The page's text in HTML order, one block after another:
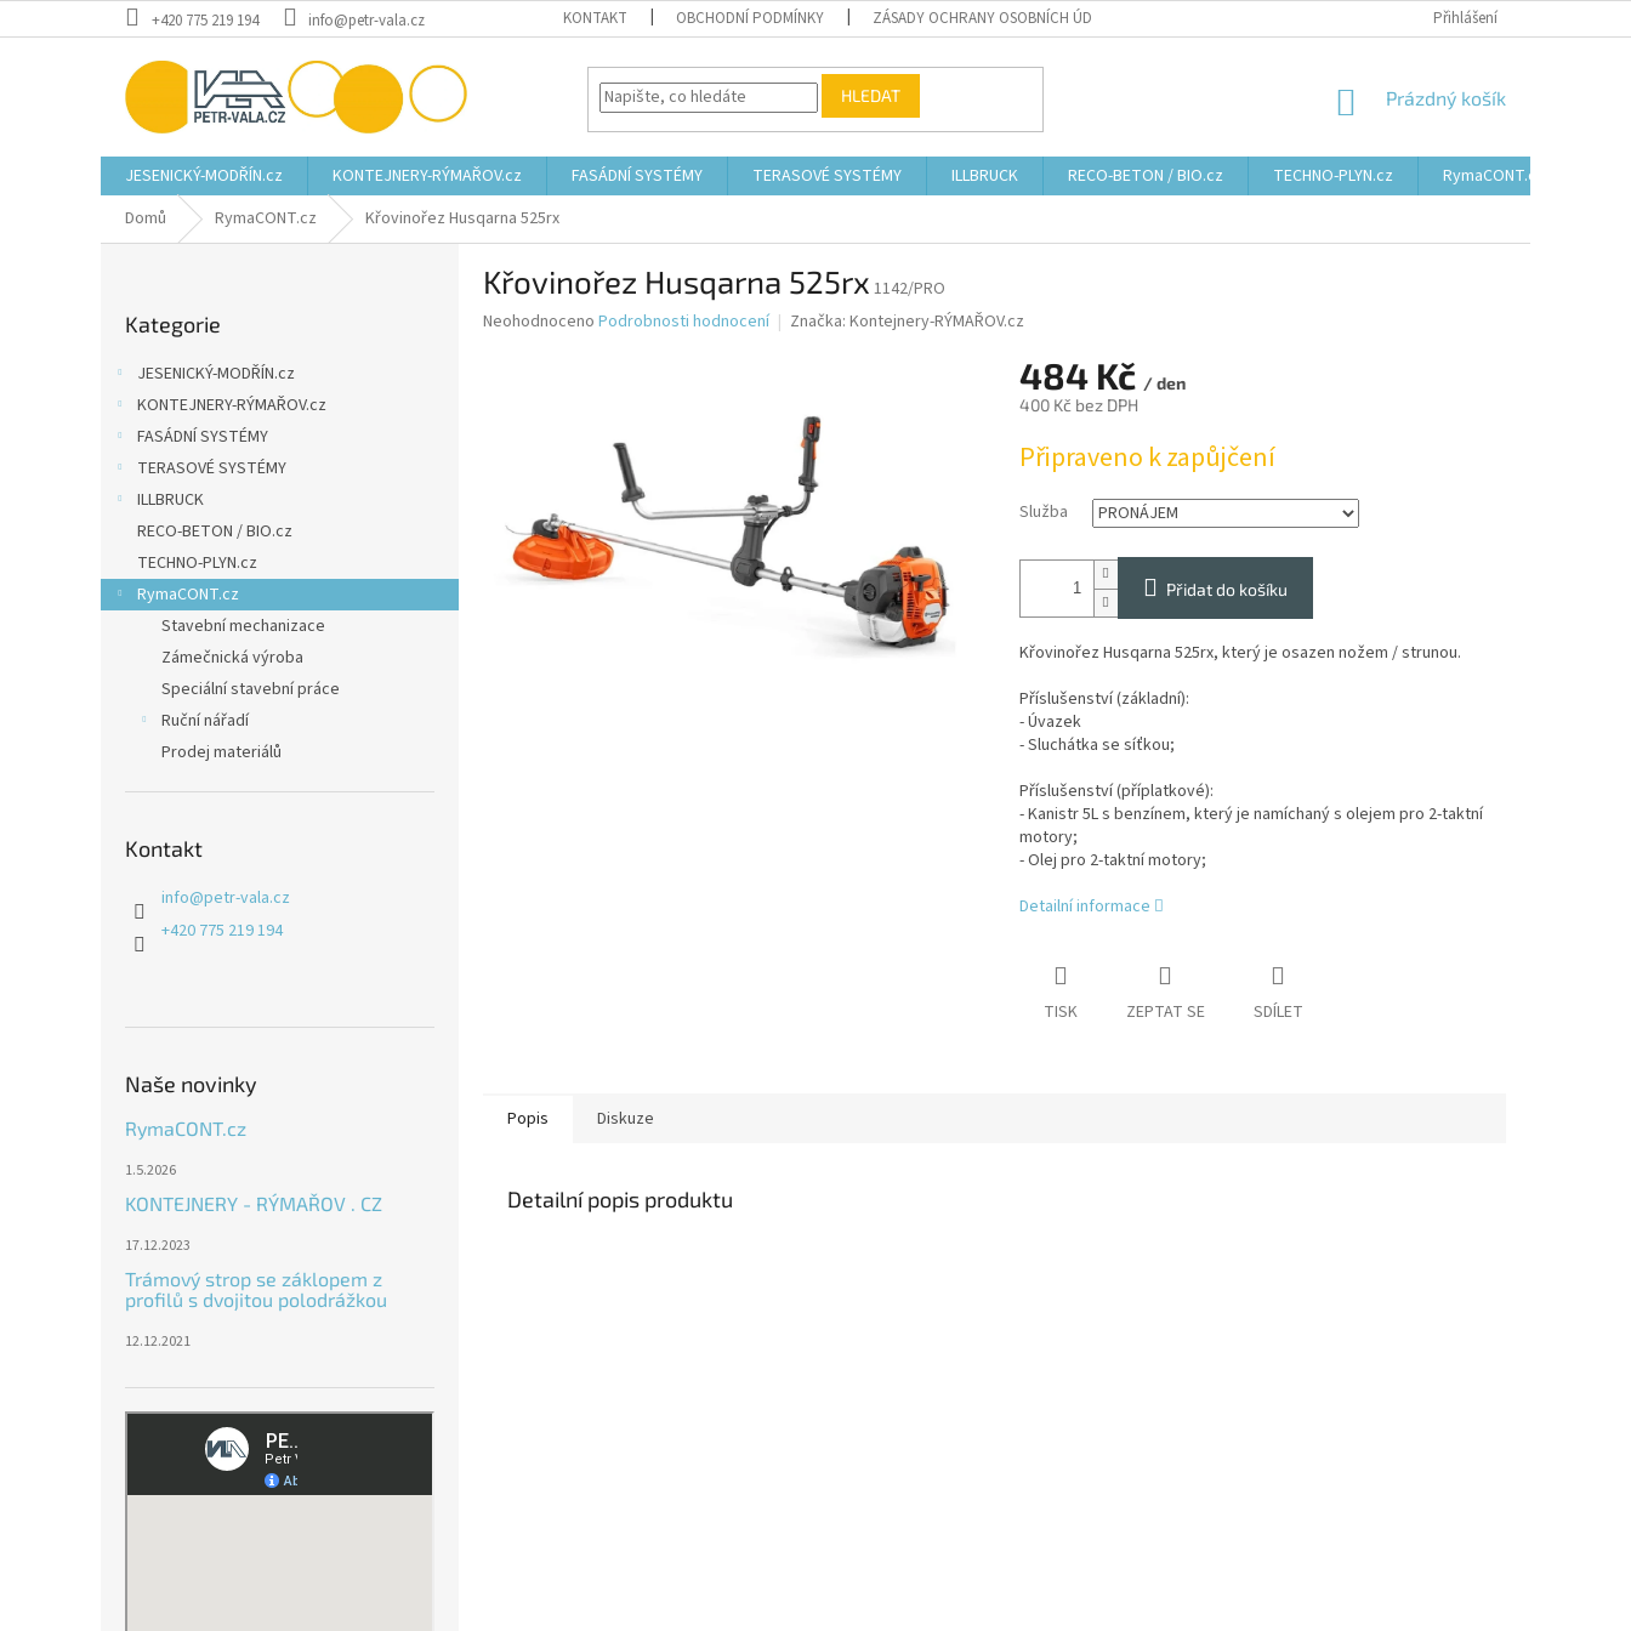
na
+420 775 219 194 info@petr-vala.cz KONTAKT OBCHODNÍ PODMÍNKY ZÁSADY OCHRANY OSOBNÍCH ÚDAJŮ Přihlášení
HLEDAT
NÁKUPNÍ
Prázdný košík
JESENICKÝ-MODŘÍN.cz KONTEJNERY-RÝMAŘOV.cz FASÁDNÍ SYSTÉMY TERASOVÉ SYSTÉMY ILLBRUCK RECO-BETON / BIO.cz TECHNO-PLYN.cz
RymaCONT.cz
Domů
RymaCONT.cz Křovinořez Husqarna 525rx
e
l
kategorie
Kategorie
JESENICKÝ-MODŘÍN.cz
KONTEJNERY-RÝMAŘOV.cz
FASÁDNÍ SYSTÉMY
TERASOVÉ SYSTÉMY
ILLBRUCK
RECO-BETON / BIO.cz
TECHNO-PLYN.cz
RymaCONT.cz
Stavební mechanizace
Zámečnická výroba
Speciální stavební práce
Ruční nářadí
Prodej materiálů
Kontakt
info@petr-vala.cz
+420 775 219 194
Naše novinky
RymaCONT.cz
1.5.2026
KONTEJNERY - RÝMAŘOV . CZ
17.12.2023
Trámový strop se záklopem z
profilů s dvojitou polodrážkou
12.12.2021
Křovinořez Husqarna 525rx 1142/PRO
Průměrné
Neohodnoceno Podrobnosti hodnocení Značka: Kontejnery-RÝMAŘOV.cz
484 Kč / den
400 Kč bez DPH
cena:
Připraveno k zapůjčení
Služba
Přidat do košíku
Křovinořez Husqarna 525rx, který je osazen nožem / strunou.
Příslušenství (základní):
- Úvazek
- Sluchátka se síťkou;
Příslušenství (příplatkové):
- Kanistr 5L s benzínem, který je namíchaný s olejem pro 2-taktní
motory;
- Olej pro 2-taktní motory;
Detailní informace
TISK ZEPTAT SE SDÍLET
Popis Diskuze
Detailní popis produktu